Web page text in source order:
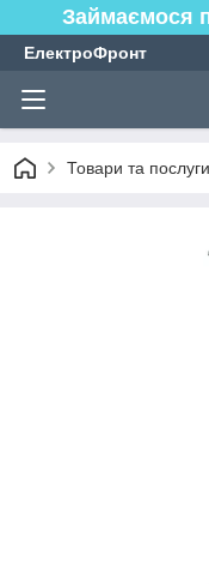
Займаємося
ЕлектроФронт
Товари та послуги